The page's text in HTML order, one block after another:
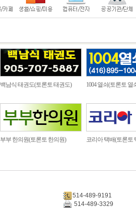
백남식 태권도(토론토 태권도) 1004 열쇠(토론토 열
부부 한의원(토론토 한의원) 코리아 택배(토론토
514-489-9191
514-489-3329